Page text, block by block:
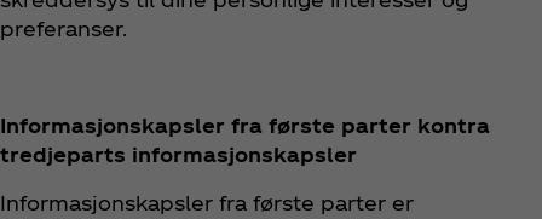
preferanser.
Informasjonskapsler fra første parter kontra
tredjeparts informasjonskapsler
Informasjonskapsler fra første parter er